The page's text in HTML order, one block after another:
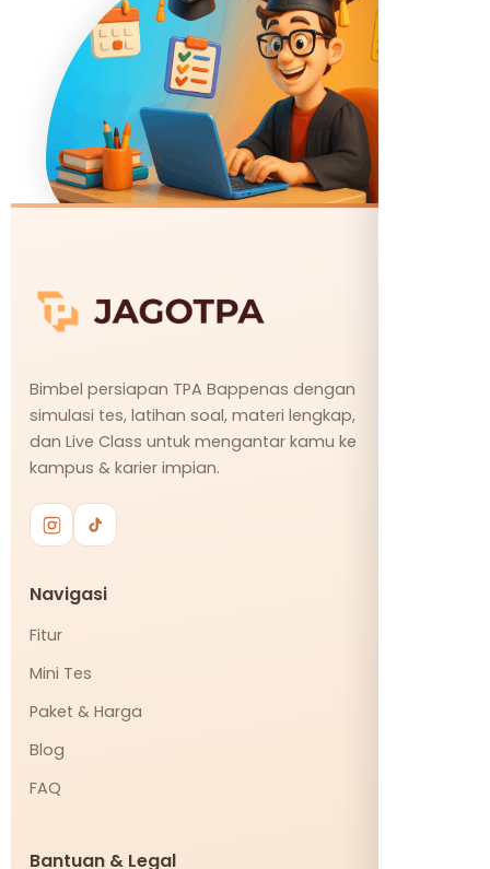
Bimbel persiapan TPA Bappenas dengan
simulasi tes, latihan soal, materi lengkap,
dan Live Class untuk mengantar kamu ke
kampus & karier impian.
Navigasi
Fitur
Mini Tes
Paket & Harga
Blog
FAQ
Bantuan & Legal